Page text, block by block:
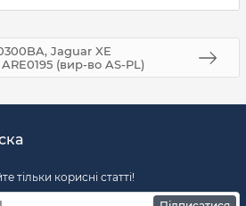
Jaguar XE
(вир-во AS-PL)
тільки корисні статті!